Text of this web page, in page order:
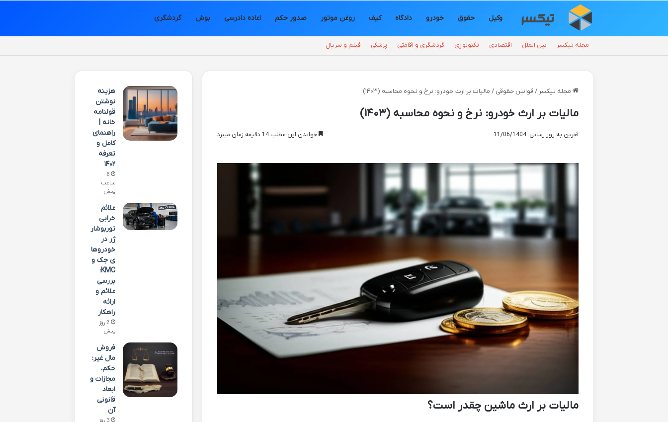
وکیل حقوق خودرو دادگاه کیف روغن موتور صدور حکم اعاده دادرسی بوش گردشگری
مجله تیکسر بین الملل اقتصادی تکنولوژی گردشگری و اقامتی پزشکی فیلم و سریال
مجله تیکسر / قوانین حقوقی / مالیات بر ارث خودرو: نرخ و نحوه محاسبه (۱۴۰۳)
مالیات بر ارث خودرو: نرخ و نحوه محاسبه (۱۴۰۳)
آخرین به روز رسانی: 11/06/1404 خواندن این مطلب 14 دقیقه زمان میبرد
مالیات بر ارث ماشین چقدر است؟
هزینه
نوشتن
قولنامه
خانه |
راهنمای
کامل و
تعرفه
۱۴۰۲
8
ساعت
پیش
علائم
خرابی
توربوشار
ژر در
خودروها
ی جک و
KMC؛
بررسی
علائم و
ارائه
راهکار
2 روز
پیش
فروش
مال غیر:
حکم،
مجازات و
ابعاد
قانونی
آن
3 روز